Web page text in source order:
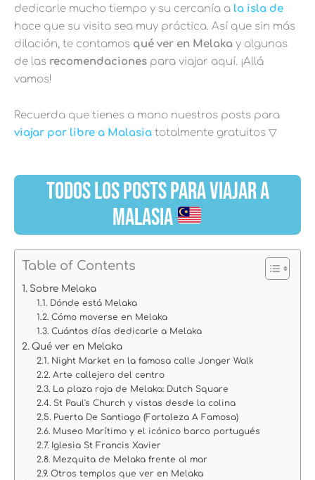
dedicarle mucho tiempo y su cercanía a la isla de
hace que su visita sea muy práctica. Así que sin más
dilación, te contamos qué ver en Melaka y algunas
de las recomendaciones para viajar aquí. ¡Allá
vamos!
Recuerda que tienes a mano nuestros posts para
viajar por libre a Malasia totalmente gratuitos ▽
TODOS LOS POSTS PARA VIAJAR A
MALASIA
Table of Contents
Sobre Melaka
Dónde está Melaka
Cómo moverse en Melaka
Cuántos días dedicarle a Melaka
Qué ver en Melaka
Night Market en la famosa calle Jonger Walk
Arte callejero del centro
La plaza roja de Melaka: Dutch Square
St Paul's Church y vistas desde la colina
Puerta De Santiago (Fortaleza A Famosa)
Museo Marítimo y el icónico barco portugués
Iglesia St Francis Xavier
Mezquita de Melaka frente al mar
Otros templos que ver en Melaka